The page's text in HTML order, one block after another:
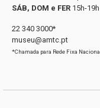
SÁB, DOM e FER 15h-19h
22 340 3000*
museu@amtc.pt
*Chamada para Rede Fixa Nacional